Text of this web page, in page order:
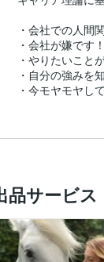
・会社での人間
・会社が嫌です
・やりたいこと
・自分の強みを
・今モヤモヤし
・自分にとって
●価値観
ストレスフリー
品サービス